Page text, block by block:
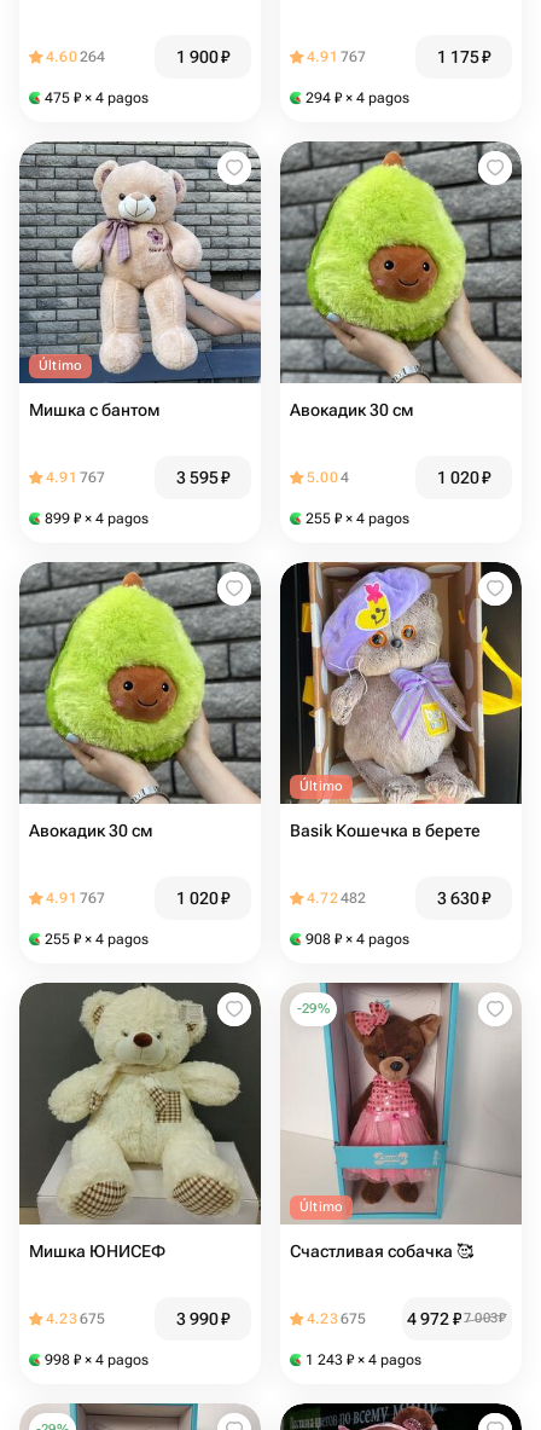
4.60264 1 900₽
475 ₽ × 4 pagos
4.91 767 1 175₽
294 ₽ × 4 pagos
Último
Мишка с бантом
4.91 767 3 595₽
899 ₽ × 4 pagos
Авокадик 30 см
5.004 1 020₽
255 ₽ × 4 pagos
Авокадик 30 см
4.91 767 1 020₽
255 ₽ × 4 pagos
Último
Basik Кошечка в берете
4.72482 3 630₽
908 ₽ × 4 pagos
Мишка ЮНИСЕФ
4.23675 3 990₽
998 ₽ × 4 pagos
-29%
Último
Счастливая собачка 🥰
4.23675 4 972₽7 003₽
1 243 ₽ × 4 pagos